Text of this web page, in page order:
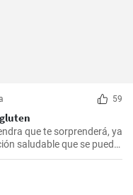
59
que te sorprenderá, ya
saludable que se puede